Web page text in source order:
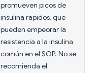
promueven picos de
insulina rápidos, que
pueden empeorar la
resistencia a la insulina
común en el SOP. No se
recomienda el